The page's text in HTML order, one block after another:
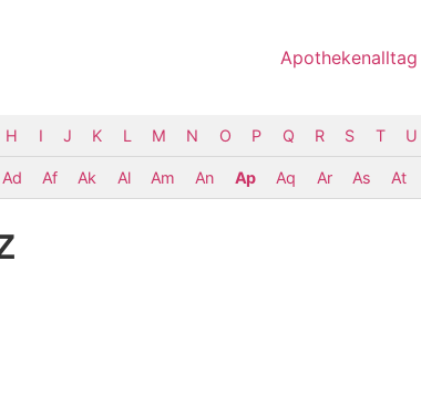
Apothekenalltag
H I J K L M N O P Q R S T U
Ad Af Ak Al Am An Ap Aq Ar As At